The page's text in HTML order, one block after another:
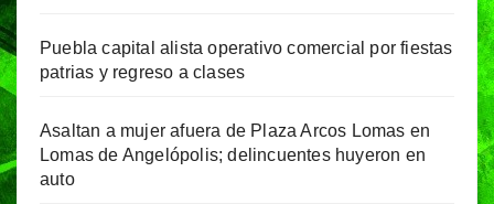
Puebla capital alista operativo comercial por fiestas
patrias y regreso a clases
Asaltan a mujer afuera de Plaza Arcos Lomas en
Lomas de Angelópolis; delincuentes huyeron en
auto